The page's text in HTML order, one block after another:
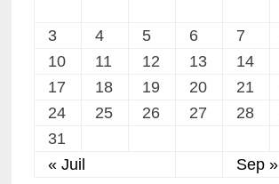
3
4 5 6 7
10
11 12 13 14
17
18 19 20 21
24
25 26 27 28
31
« Juil
Sep »